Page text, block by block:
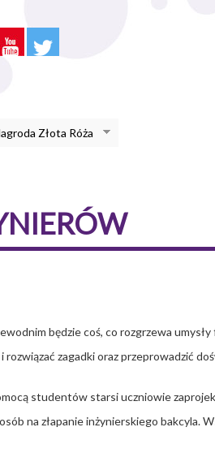
Złota Róża
będzie coś, co rozgrzewa
zagadki oraz przeprowadzić
studentów starsi uczniowie
na złapanie inżynierskiego